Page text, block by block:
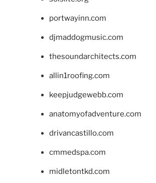
portwayinn.com
djmaddogmusic.com
thesoundarchitects.com
allin1roofing.com
keepjudgewebb.com
anatomyofadventure.com
drivancastillo.com
cmmedspa.com
midletontkd.com